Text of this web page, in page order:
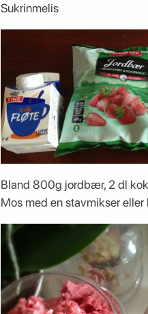
Sukrinmelis
Bland 800g jordbær, 2 dl
Mos med en stavmikser eller